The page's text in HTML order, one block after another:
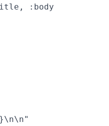
:body